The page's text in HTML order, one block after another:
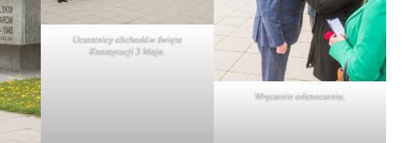
Uczestnicy obchodów święta
Konstytucji 3 Maja.
Wręczenie odznaczenia.